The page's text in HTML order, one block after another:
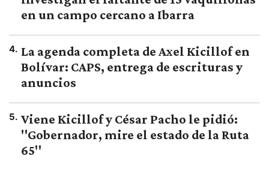
en un campo cercano a Ibarra
4. La agenda completa de Axel Kicillof en
Bolívar: CAPS, entrega de escrituras y
anuncios
5. Viene Kicillof y César Pacho le pidió:
"Gobernador, mire el estado de la Ruta
65"